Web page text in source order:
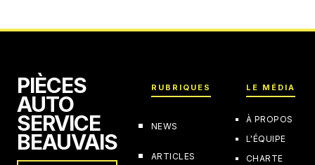
PIÈCES
AUTO
SERVICE
BEAUVAIS
RUBRIQUES
NEWS
ARTICLES
LE MÉDIA
À PROPOS
L'ÉQUIPE
CHARTE